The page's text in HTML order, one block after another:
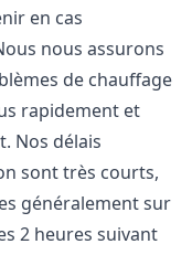
en cas
nous assurons
de chauffage
rapidement et
Nos délais
sont très courts,
généralement sur
2 heures suivant